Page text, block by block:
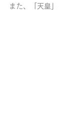
また、「天皇